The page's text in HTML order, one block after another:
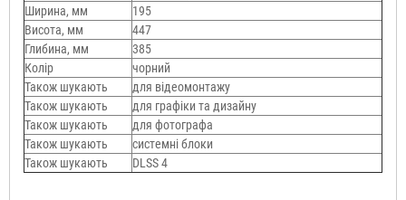
Ширина, мм
195
Висота, мм
447
Глибина, мм
385
Колір
чорний
Також шукають
для відеомонтажу
Також шукають
для графіки та дизайну
Також шукають
для фотографа
Також шукають
системні блоки
Також шукають
DLSS 4